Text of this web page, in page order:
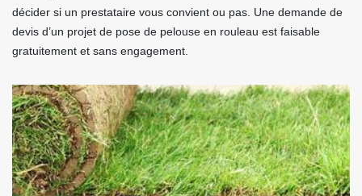
décider si un prestataire vous convient ou pas. Une demande de
devis d’un projet de pose de pelouse en rouleau est faisable
gratuitement et sans engagement.